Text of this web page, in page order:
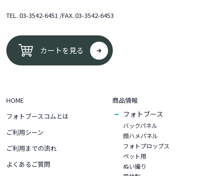
TEL.03-3542-6451 /FAX. 03-3542-6453
カートを見る
HOME
フォトブースコムとは
ご利用シーン
ご利用までの流れ
よくあるご質問
商品情報
フォトブース
バックパネル
顔ハメパネル
フォトプロップス
ペット用
ぬい撮り